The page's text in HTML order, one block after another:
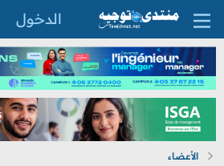
الدخول
الأعضاء